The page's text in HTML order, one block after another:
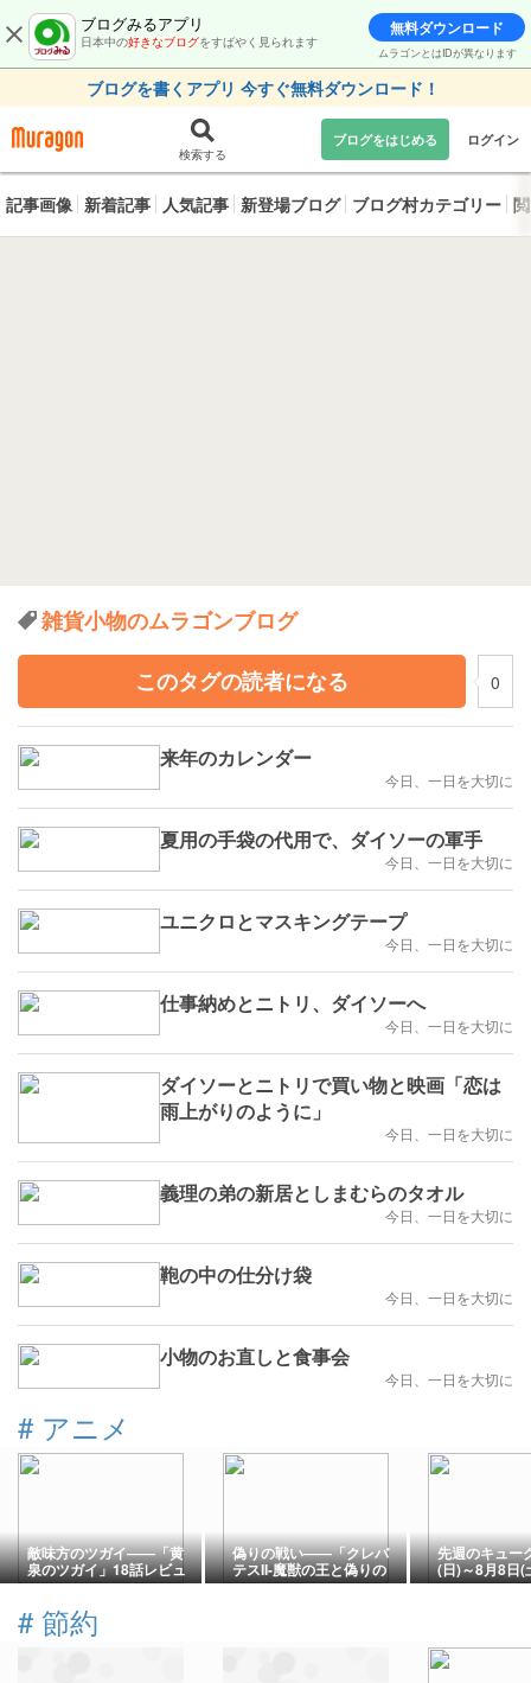
ブログみるアプリ
日本中の好きなブログをすばやく見られます
無料ダウンロード
ムラゴンとはIDが異なります
ブログを書くアプリ 今すぐ無料ダウンロード！
検索する
ブログをはじめる ログイン
記事画像 新着記事 人気記事 新登場ブログ ブログ村カテゴリー
雑貨小物のムラゴンブログ
このタグの読者になる
0
来年のカレンダー
今日、一日を大切に
夏用の手袋の代用で、ダイソーの軍手
今日、一日を大切に
ユニクロとマスキングテープ
今日、一日を大切に
仕事納めとニトリ、ダイソーへ
今日、一日を大切に
ダイソーとニトリで買い物と映画「恋は
雨上がりのように」
今日、一日を大切に
義理の弟の新居としまむらのタオル
今日、一日を大切に
鞄の中の仕分け袋
今日、一日を大切に
小物のお直しと食事会
今日、一日を大切に
# アニメ
敵味方のツガイ――「黄
泉のツガイ」18話レビュ
ー＆感想
偽りの戦い――「クレバ
テスII-魔獣の王と偽りの
勇者伝承-」5話レビュー
先週のキュー
(日)～8月8日(
# 節約